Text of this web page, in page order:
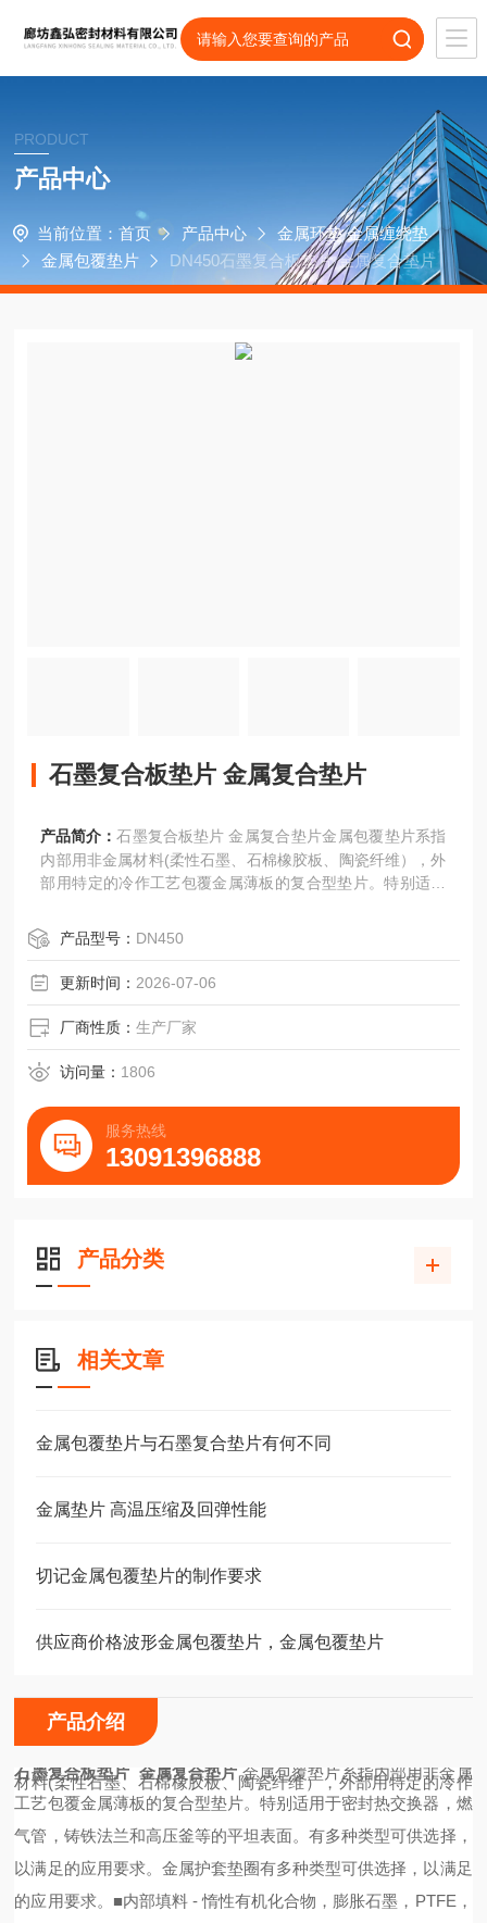
PRODUCT
产品中心
当前位置： 首页 产品中心
金属环垫 金属缠绕垫
金属包覆垫片
DN450石墨复合板垫片 金属复合垫片
石墨复合板垫片 金属复合垫片
产品简介：石墨复合板垫片 金属复合垫片金属包覆垫片系指
内部用非金属材料(柔性石墨、石棉橡胶板、陶瓷纤维），外
部用特定的冷作工艺包覆金属薄板的复合型垫片。特别适用
面。金属护套垫圈有多种类型可供选择，以满足苛刻的应用
要求。
产品型号： DN450
更新时间： 2026-07-06
厂商性质：生产厂家
访问量： 1806
服务热线
13091396888
产品分类
相关文章
金属包覆垫片与石墨复合垫片有何不同
金属垫片 高温压缩及回弹性能
切记金属包覆垫片的制作要求
供应商价格波形金属包覆垫片，金属包覆垫片
产品介绍
石墨复合板垫片 金属复合垫片金属包覆垫片系指内部用非金属
材料(柔性石墨、石棉橡胶板、陶瓷纤维），外部用特定的冷作
工艺包覆金属薄板的复合型垫片。特别适用于密封热交换器，燃
气管，铸铁法兰和高压釜等的平坦表面。有多种类型可供选择，
以满足的应用要求。金属护套垫圈有多种类型可供选择，以满足
的应用要求。 ■内部填料 - 惰性有机化合物，膨胀石墨，PTFE，